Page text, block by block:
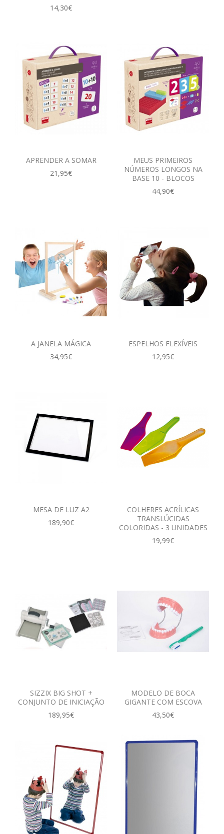
14,30€
APRENDER A SOMAR
21,95€
MEUS PRIMEIROS
NÚMEROS LONGOS NA
BASE 10 - BLOCOS‎
44,90€
A JANELA MÁGICA
34,95€
ESPELHOS FLEXÍVEIS
12,95€
MESA DE LUZ A2
189,90€
COLHERES ACRÍLICAS
TRANSLÚCIDAS
COLORIDAS - 3 UNIDADES
19,99€
SIZZIX BIG SHOT +
CONJUNTO DE INICIAÇÃO
189,95€
MODELO DE BOCA
GIGANTE COM ESCOVA
43,50€